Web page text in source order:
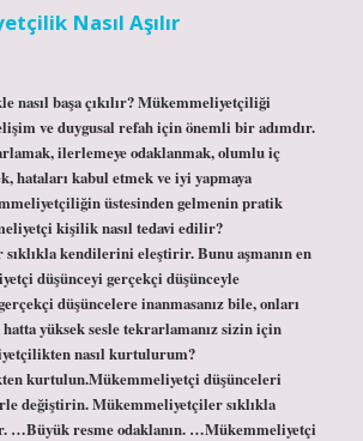
Nasıl Aşılır
nasıl başa çıkılır? Mükemmeliyetçiliği
ve duygusal refah için önemli bir adımdır.
ilerlemeye odaklanmak, olumlu iç
hataları kabul etmek ve iyi yapmaya
üstesinden gelmenin pratik
kişilik nasıl tedavi edilir?
kendilerini eleştirir. Bunu aşmanın en
düşünceyi gerçekçi düşünceyle
düşüncelere inanmasanız bile, onları
yüksek sesle tekrarlamanız sizin için
nasıl kurtulurum?
kurtulun.Mükemmeliyetçi düşünceleri
değiştirin. Mükemmeliyetçiler sıklıkla
…Büyük resme odaklanın. …Mükemmeliyetçi